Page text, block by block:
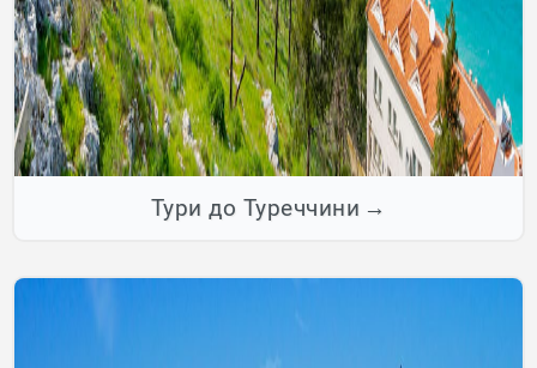
Тури до Туреччини